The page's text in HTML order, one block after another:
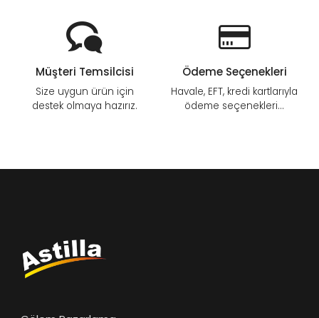
Müşteri Temsilcisi
Size uygun ürün için
destek olmaya hazırız.
Ödeme Seçenekleri
Havale, EFT, kredi kartlarıyla
ödeme seçenekleri...